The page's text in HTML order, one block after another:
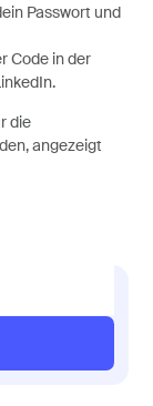
Passwort und
Code in der
die
angezeigt